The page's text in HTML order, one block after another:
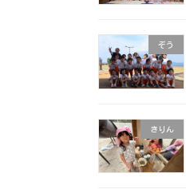
ぞう
きりん